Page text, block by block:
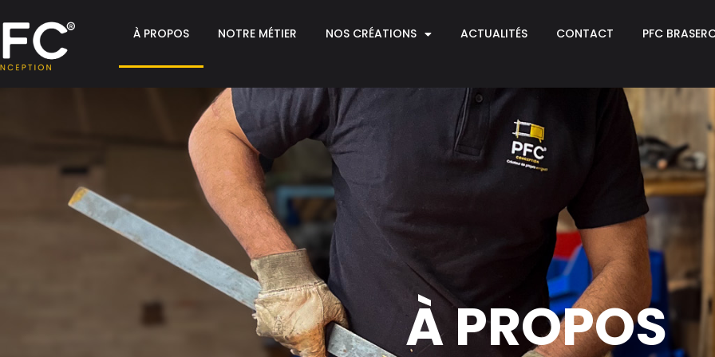
À PROPOS NOTRE MÉTIER NOS CRÉATIONS ACTUALITÉS CONTACT PFC
À PROPOS